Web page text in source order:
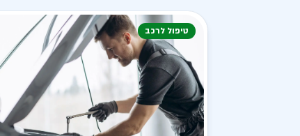
טיפול לרכב